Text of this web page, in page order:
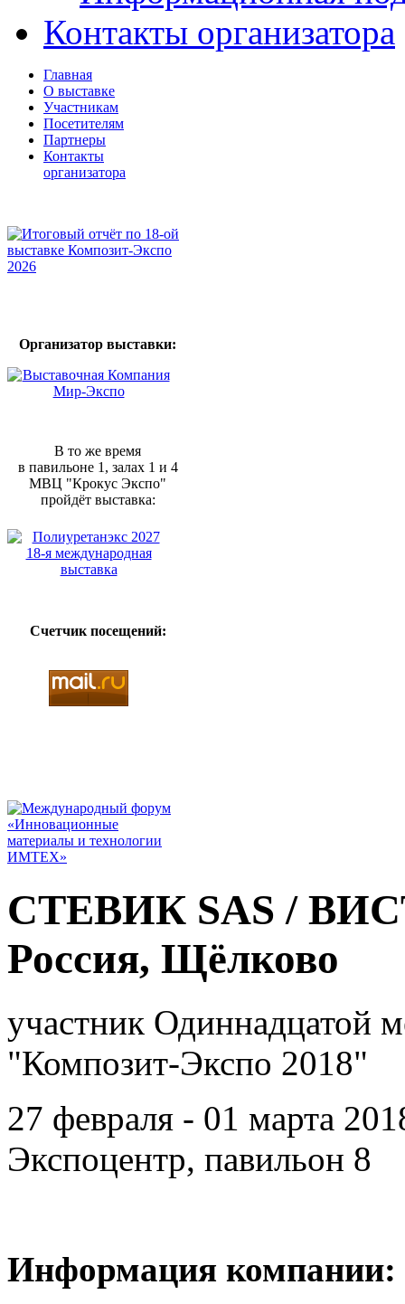
Контакты организатора
Главная
О выставке
Участникам
Посетителям
Партнеры
Контакты
организатора
Организатор выставки:
В то же время
в павильоне 1, залах 1 и 4
МВЦ "Крокус Экспо"
пройдёт выставка:
Счетчик посещений:
СТЕВИК SAS /
Россия, Щёлково
участник Одиннадцатой
"Композит-Экспо 2018"
27 февраля - 01 марта
Экспоцентр, павильон 8
Информация компании: